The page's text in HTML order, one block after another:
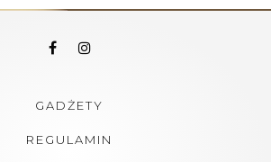
GADŻETY
REGULAMIN